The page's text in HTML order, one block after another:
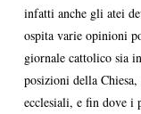
infatti anche gli atei
ospita varie opinioni
giornale cattolico sia
posizioni della
ecclesiali, e fin dove i